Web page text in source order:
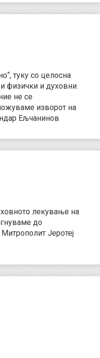
туку со целосна
и физички и духовни.
не се
изворот на
Ељчанинов
лекување на
до
Јеротеј